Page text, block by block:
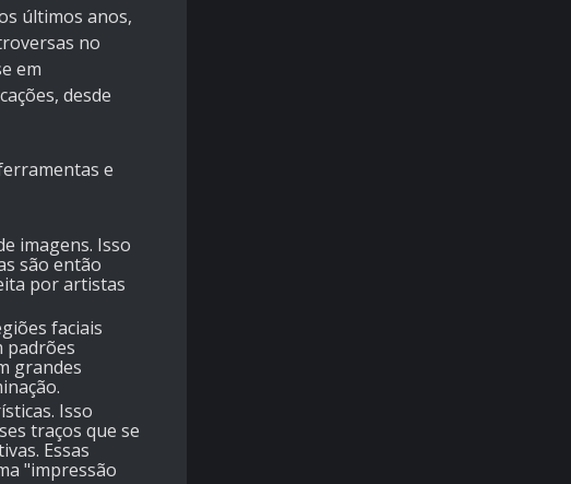
últimos anos,
no
em
desde
e
imagens. Isso
são então
por artistas
faciais
padrões
grandes
Isso
traços que se
Essas
"impressão